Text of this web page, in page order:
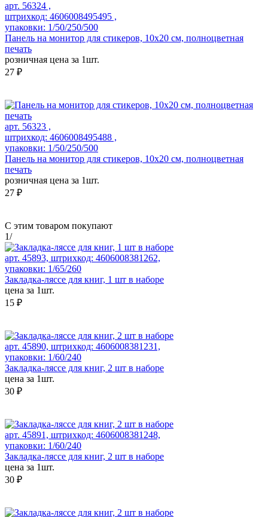
арт. 56324 ,
штрихкод: 4606008495495 ,
упаковки: 1/50/250/500
Панель на монитор для стикеров, 10х20 см, полноцветная
печать
розничная цена за 1шт.
27 ₽
арт. 56323 ,
штрихкод: 4606008495488 ,
упаковки: 1/50/250/500
Панель на монитор для стикеров, 10х20 см, полноцветная
печать
розничная цена за 1шт.
27 ₽
С этим товаром покупают
1/
арт. 45893, штрихкод: 4606008381262,
упаковки: 1/65/260
Закладка-ляссе для книг, 1 шт в наборе
цена за 1шт.
15 ₽
арт. 45890, штрихкод: 4606008381231,
упаковки: 1/60/240
Закладка-ляссе для книг, 2 шт в наборе
цена за 1шт.
30 ₽
арт. 45891, штрихкод: 4606008381248,
упаковки: 1/60/240
Закладка-ляссе для книг, 2 шт в наборе
цена за 1шт.
30 ₽